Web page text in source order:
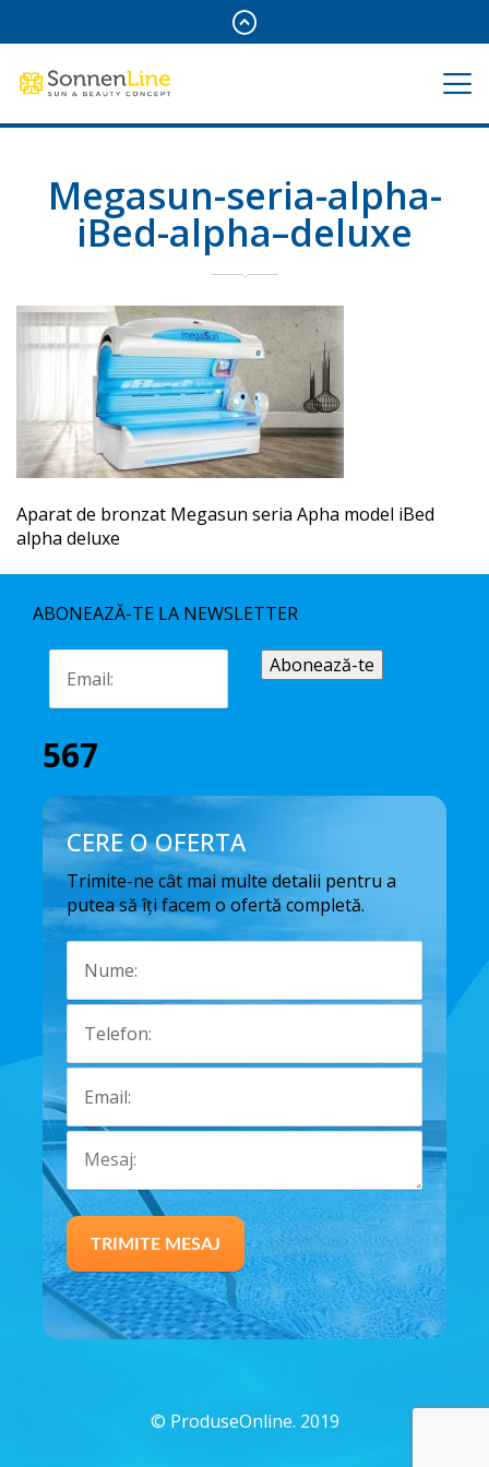
Megasun-seria-alpha-
iBed-alpha–deluxe
Aparat de bronzat Megasun seria Apha model iBed
alpha deluxe
ABONEAZĂ-TE LA NEWSLETTER
567
CERE O OFERTA
Trimite-ne cât mai multe detalii pentru a
putea să îți facem o ofertă completă.
© ProduseOnline. 2019